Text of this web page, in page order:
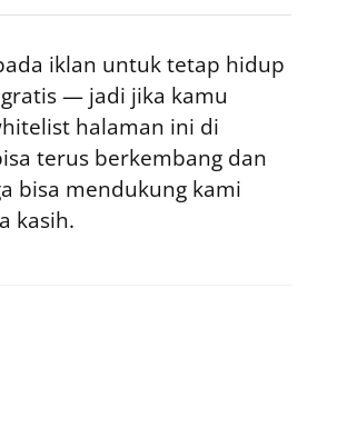
iklan untuk tetap hidup
— jadi jika kamu
halaman ini di
terus berkembang dan
bisa mendukung kami
kasih.